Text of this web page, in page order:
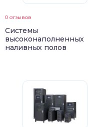
0 отзывов
Системы
высоконаполненных
наливных полов